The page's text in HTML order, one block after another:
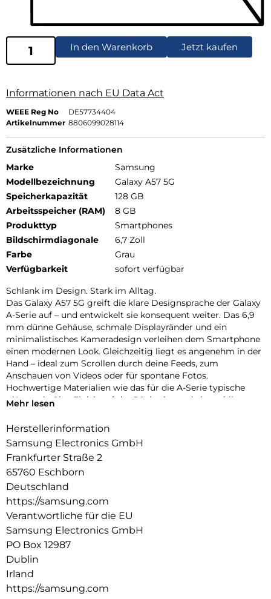
In den Warenkorb Jetzt kaufen
Informationen nach EU Data Act
WEEE Reg No
DE57734404
Artikelnummer 8806099028114
Zusätzliche Informationen
Marke
Samsung
Modellbezeichnung
Galaxy A57 5G
Speicherkapazität
128 GB
Arbeitsspeicher (RAM)
8 GB
Produkttyp
Smartphones
Bildschirmdiagonale
6,7 Zoll
Farbe
Grau
Verfügbarkeit
sofort verfügbar
Schlank im Design. Stark im Alltag.
Das Galaxy A57 5G greift die klare Designsprache der Galaxy
A-Serie auf – und entwickelt sie konsequent weiter. Das 6,9
mm dünne Gehäuse, schmale Displayränder und ein
minimalistisches Kameradesign verleihen dem Smartphone
einen modernen Look. Gleichzeitig liegt es angenehm in der
Hand – ideal zum Scrollen durch deine Feeds, zum
Anschauen von Videos oder für spontane Fotos.
Hochwertige Materialien wie das für die A-Serie typische
glänzende Glas-Finish auf der Rückseite und ein stabiler
sorgen für die nötige Robustheit im Alltag.
Fließend zoomen
Ruckelfreies Zoomen funktioniert jetzt auch mit der Galaxy
A-Serie: Dank der intuitiven Zoomsteuerung des Galaxy A57
5G kannst du fließend in deine Szenen hineinzoomen. Die
Kamera ermöglicht sanfte Übergänge zwischen den
Zoomstufen, sodass deine Videos stabil und natürlich wirken.
So findest du schnell den passenden Bildausschnitt – von
dynamischer Action hin zu detailreichen Close-ups.
Auf der Überholspur
Mit Wi-Fi 6E verlässt dein Galaxy A57 5G überfüllte
Datenautobahnen und nutzt das moderne 6-GHz-Band, das
weniger ausgelastet ist als andere Frequenzen. Dadurch
Mehr lesen
Herstellerinformation
Samsung Electronics GmbH
Frankfurter Straße 2
65760 Eschborn
Deutschland
https://samsung.com
Verantwortliche für die EU
Samsung Electronics GmbH
PO Box 12987
Dublin
Irland
https://samsung.com